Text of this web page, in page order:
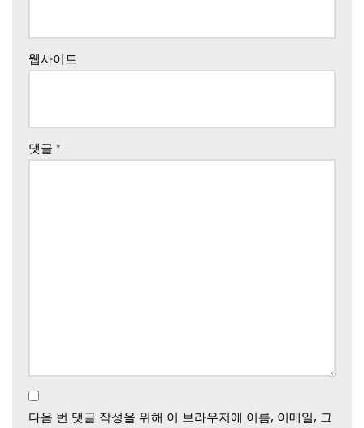
웹사이트
댓글 *
다음 번 댓글 작성을 위해 이 브라우저에 이름, 이메일, 그